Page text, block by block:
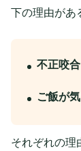
下の理由があ
不正咬
ご飯が
それぞれの理